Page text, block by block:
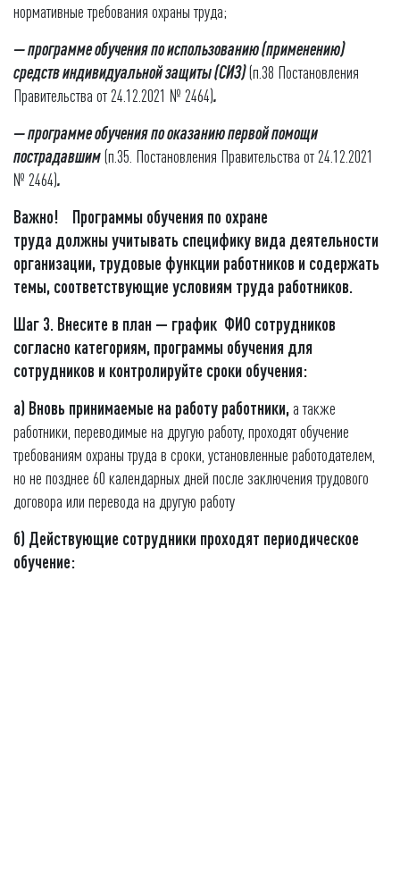
нормативные требования охраны труда;
—программе обучения по использованию (применению)
средств индивидуальной защиты (СИЗ)(п.38 Постановления
Правительства от 24.12.2021 № 2464).
— программе обучения по оказанию первой помощи
пострадавшим(п.35. Постановления Правительства от 24.12.2021
№ 2464).
Важно!
Программы обучения по охране
труда должны учитывать специфику вида деятельности
организации, трудовые функции работников и содержать
темы, соответствующие условиям труда работников.
Шаг 3. Внесите в план — график ФИО сотрудников
согласно категориям, программы обучения для
сотрудников и контролируйте сроки обучения:
а) Вновь принимаемые на работу работники, а также
работники, переводимые на другую работу, проходят обучение
требованиям охраны труда в сроки, установленные работодателем,
но не позднее 60 календарных дней после заключения трудового
договора или перевода на другую работу
б) Действующие сотрудники проходят периодическое
обучение: